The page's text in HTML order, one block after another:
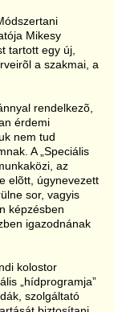
Mikesy
tartott egy új,
a szakmai, a
rendelkezõ,
érdemi
nem tud
A „Speciális
az
elõtt, úgynevezett
sor, vagyis
képzésben
igazodnának
kolostor
„hídprogramja”
szolgáltató